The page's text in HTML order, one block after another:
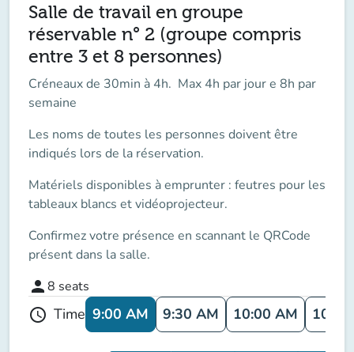
Salle de travail en groupe
réservable n° 2 (groupe compris
entre 3 et 8 personnes)
Créneaux de 30min à 4h. Max 4h par jour e 8h par
semaine
Les noms de toutes les personnes doivent être
indiqués lors de la réservation.
Matériels disponibles à emprunter : feutres pour les
tableaux blancs et vidéoprojecteur.
Confirmez votre présence en scannant le QRCode
présent dans la salle.
person8 seats
schedule Time 9:00 AM 9:30 AM 10:00 AM